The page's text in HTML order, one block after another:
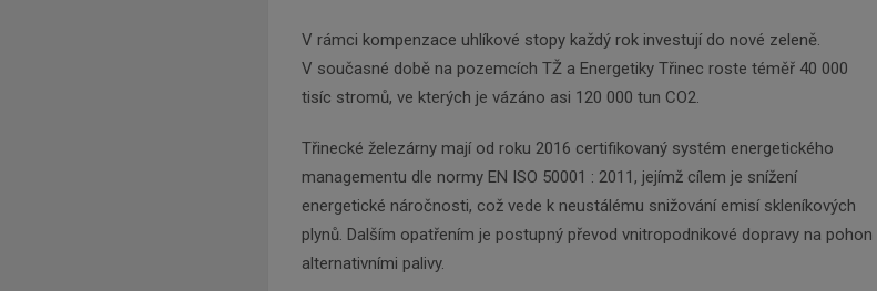
V rámci kompenzace uhlíkové stopy každý rok investují do nové zeleně.
V současné době na pozemcích TŽ a Energetiky Třinec roste téměř 40 000
tisíc stromů, ve kterých je vázáno asi 120 000 tun CO2.
Třinecké železárny mají od roku 2016 certifikovaný systém energetického
managementu dle normy EN ISO 50001 : 2011, jejímž cílem je snížení
energetické náročnosti, což vede k neustálému snižování emisí skleníkových
plynů. Dalším opatřením je postupný převod vnitropodnikové dopravy na pohon
alternativními palivy.